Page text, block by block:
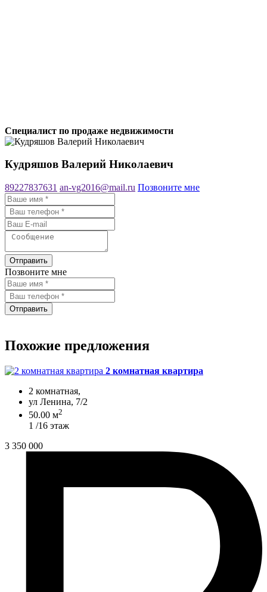
Специалист по продаже недвижимости
Кудряшов Валерий Николаевич
89227837631 an-vg2016@mail.ru Позвоните мне
Отправить
Позвоните мне
Отправить
Похожие предложения
2 комнатная квартира
2 комнатная,
ул Ленина, 7/2
50.00 м2
1 /16 этаж
3 350 000